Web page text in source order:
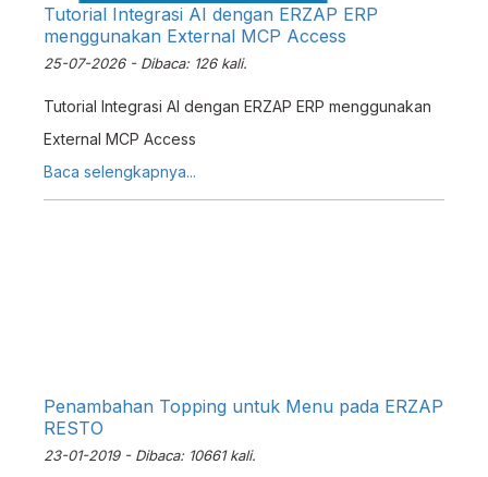
Tutorial Integrasi AI dengan ERZAP ERP
menggunakan External MCP Access
25-07-2026 - Dibaca: 126 kali.
Tutorial Integrasi AI dengan ERZAP ERP menggunakan
External MCP Access
Baca selengkapnya...
Penambahan Topping untuk Menu pada ERZAP
RESTO
23-01-2019 - Dibaca: 10661 kali.